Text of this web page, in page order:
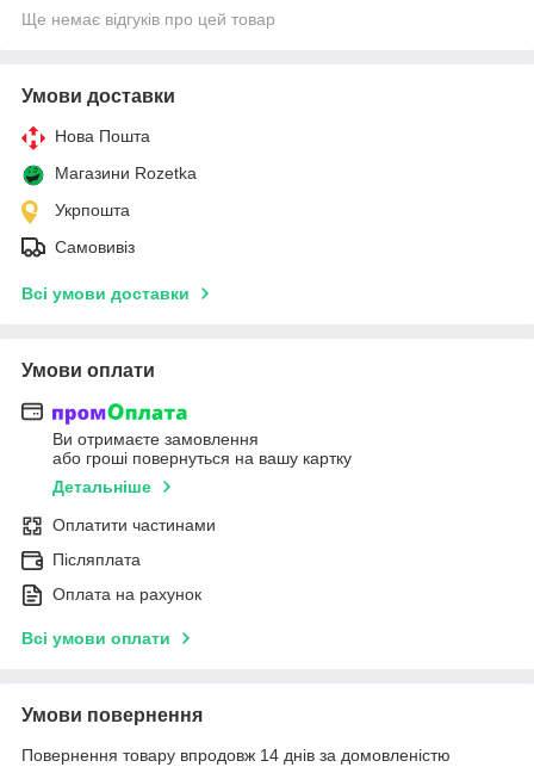
Ще немає відгуків про цей товар
Умови доставки
Нова Пошта
Магазини Rozetka
Укрпошта
Самовивіз
Всі умови доставки
Умови оплати
Ви отримаєте замовлення
або гроші повернуться на вашу картку
Детальніше
Оплатити частинами
Післяплата
Оплата на рахунок
Всі умови оплати
Умови повернення
Повернення товару впродовж 14 днів за домовленістю